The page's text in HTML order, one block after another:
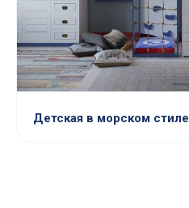
Детская в морском стиле